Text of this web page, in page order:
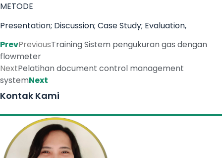
METODE
Presentation; Discussion; Case Study; Evaluation,
PrevPreviousTraining Sistem pengukuran gas dengan
flowmeter
NextPelatihan document control management
systemNext
Kontak Kami